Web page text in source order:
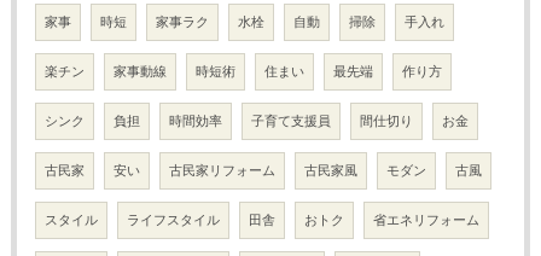
家事 時短 家事ラク 水栓 自動 掃除 手入れ
楽チン 家事動線 時短術 住まい 最先端 作り方
シンク 負担 時間効率 子育て支援員 間仕切り お金
古民家 安い 古民家リフォーム 古民家風 モダン 古風
スタイル ライフスタイル 田舎 おトク 省エネリフォーム